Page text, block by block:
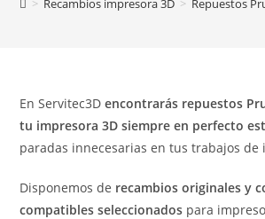
> Recambios impresora 3D > Repuestos
En Servitec3Dencontrarás repuestos
tu impresora 3D siempre en perfecto
paradas innecesarias en tus trabajos de
Disponemos de recambios originales y
compatibles seleccionados para